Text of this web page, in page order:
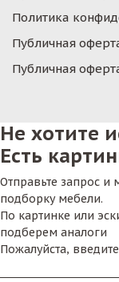
Политика
Публичная
Публичная
Не хотите
Есть
Отправьте запрос
подборку мебели.
По картинке или
подберем аналоги
Пожалуйста,